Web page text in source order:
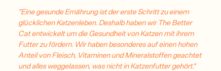
"Eine gesunde Ernährung ist der erste Schritt zu einem
glücklichen Katzenleben. Deshalb haben wir The Better
Cat entwickelt um die Gesundheit von Katzen mit ihrem
Futter zu fördern. Wir haben besonderes auf einen hohen
Anteil von Fleisch, Vitaminen und Mineralstoffen geachtet
und alles weggelassen, was nicht in Katzenfutter gehört."